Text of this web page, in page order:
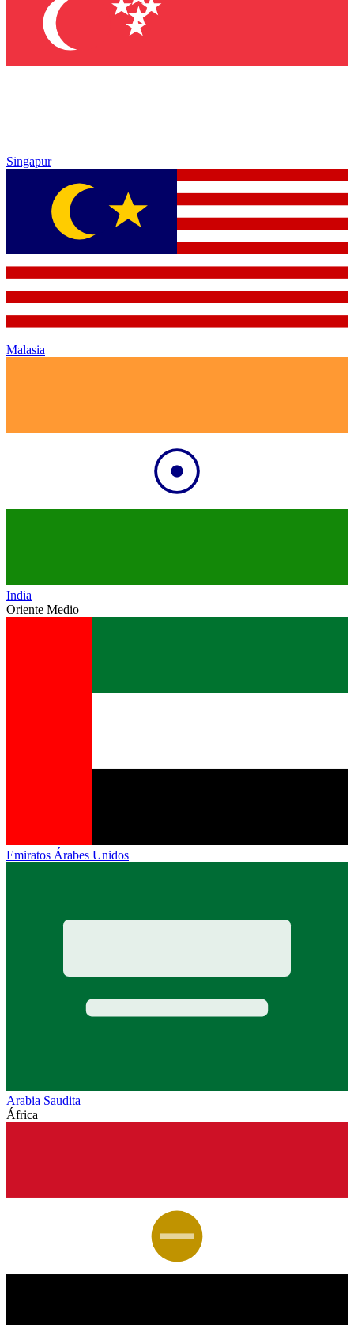
Singapur
Malasia
India
Oriente Medio
Emiratos Árabes Unidos
Arabia Saudita
África